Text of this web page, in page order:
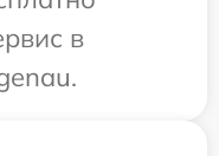
в